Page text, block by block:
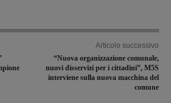
Articolo successivo
“Nuova organizzazione comunale,
nuovi disservizi per i cittadini”, M5S
interviene sulla nuova macchina del
comune